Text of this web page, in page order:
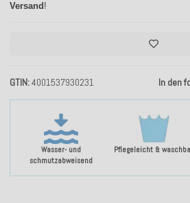
Wasser- und
schmutzabweisend
Pflegeleicht &
GTIN 4001537930231 In den
Versand !